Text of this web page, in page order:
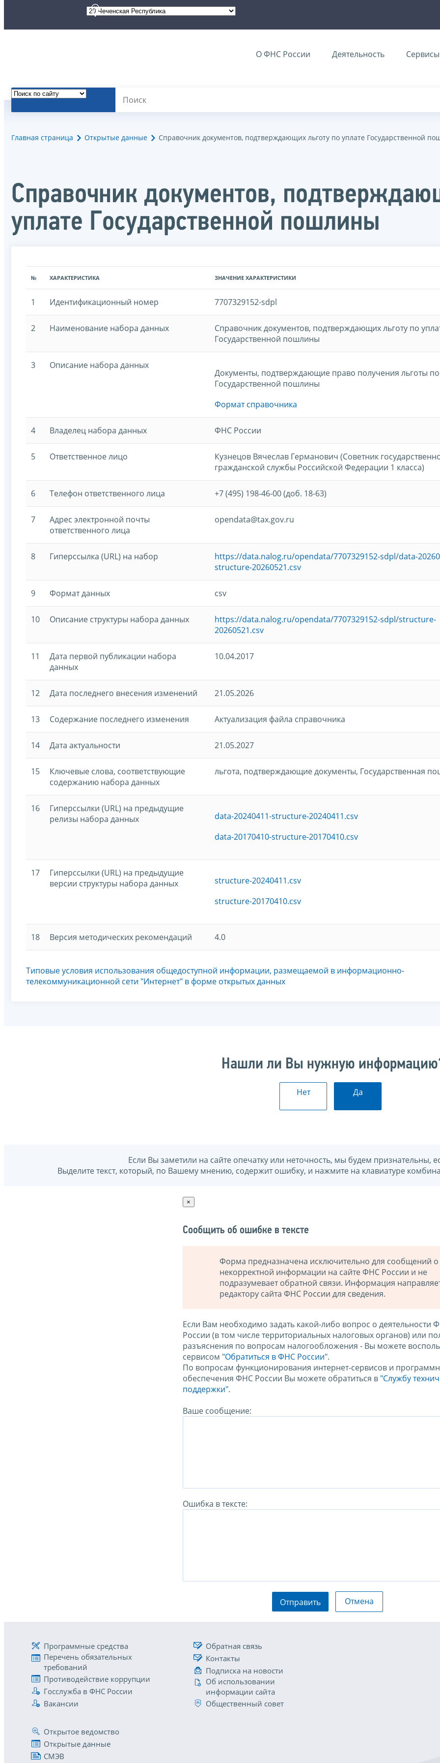
О ФНС России Деятельность Сервисы
Главная страница Открытые данные Справочник документов, подтверждающих льготу по уплате Государственной
Справочник документов,
уплате Государственной пошлины
№ ХАРАКТЕРИСТИКА ЗНАЧЕНИЕ ХАРАКТЕРИСТИКИ
1 Идентификационный номер 7707329152-sdpl
2 Наименование набора данных
Справочник документов, подтверждающих льготу по
Государственной пошлины
3 Описание набора данных
Документы, подтверждающие право получения льготы по
Государственной пошлины
Формат справочника
4 Владелец набора данных ФНС России
5 Ответственное лицо
Кузнецов Вячеслав Германович (Советник
гражданской службы Российской Федерации 1 класса)
6 Телефон ответственного лица +7 (495) 198-46-00 (доб. 18-63)
7
Адрес электронной почты
ответственного лица
opendata@tax.gov.ru
8 Гиперссылка (URL) на набор
https://data.nalog.ru/opendata/7707329152-sdpl/data-
structure-20260521.csv
9 Формат данных csv
10 Описание структуры набора данных
https://data.nalog.ru/opendata/7707329152-sdpl/structure-
20260521.csv
11
Дата первой публикации набора
данных
10.04.2017
12 Дата последнего внесения изменений 21.05.2026
13 Содержание последнего изменения Актуализация файла справочника
14 Дата актуальности 21.05.2027
15
Ключевые слова, соответствующие
содержанию набора данных
льгота, подтверждающие документы, Государственная
16
Гиперссылки (URL) на предыдущие
релизы набора данных
data-20240411-structure-20240411.csv
data-20170410-structure-20170410.csv
17
Гиперссылки (URL) на предыдущие
версии структуры набора данных
structure-20240411.csv
structure-20170410.csv
18 Версия методических рекомендаций 4.0
Типовые условия использования общедоступной информации, размещаемой в информационно-
телекоммуникационной сети "Интернет" в форме открытых данных
Нашли ли Вы нужную
Нет Да
Если Вы заметили на сайте опечатку или неточность, мы будем признательны,
Выделите текст, который, по Вашему мнению, содержит ошибку, и нажмите на клавиатуре
×
Сообщить об ошибке в тексте
Форма предназначена исключительно для сообщений о
некорректной информации на сайте ФНС России и не
подразумевает обратной связи. Информация
редактору сайта ФНС России для сведения.
Если Вам необходимо задать какой-либо вопрос о деятельности
России (в том числе территориальных налоговых органов) или
разъяснения по вопросам налогообложения - Вы можете
сервисом "Обратиться в ФНС России".
По вопросам функционирования интернет-сервисов и
обеспечения ФНС России Вы можете обратиться в "Службу
поддержки".
Ваше сообщение:
Ошибка в тексте:
Отправить Отмена
Программные средства
Перечень обязательных
требований
Противодействие коррупции
Госслужба в ФНС России
Вакансии
Обратная связь
Контакты
Подписка на новости
Об использовании
информации сайта
Общественный совет
Открытое ведомство
Открытые данные
СМЭВ